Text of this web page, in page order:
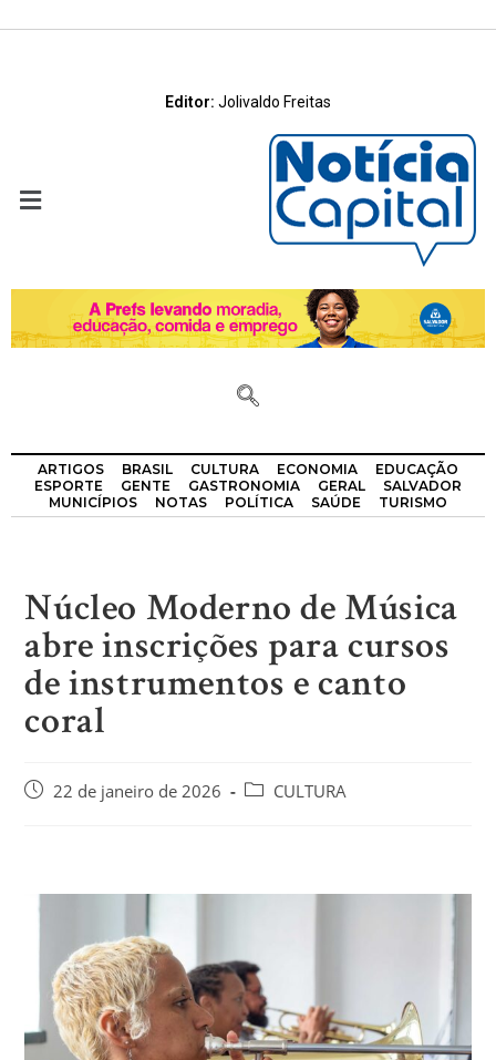
Editor: Jolivaldo Freitas
ARTIGOS BRASIL CULTURA ECONOMIA
EDUCAÇÃO
ESPORTE
GENTE GASTRONOMIA GERAL
SALVADOR
MUNICÍPIOS
NOTAS POLÍTICA SAÚDE TURISMO
Núcleo Moderno de Música
abre inscrições para cursos
de instrumentos e canto
coral
22 de janeiro de 2026 CULTURA